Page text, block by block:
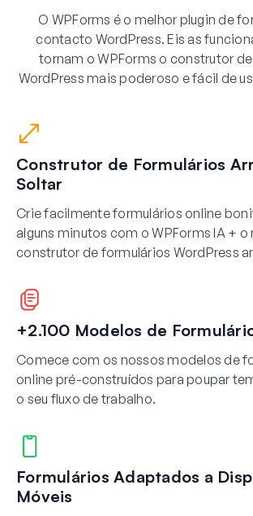
O WPForms é o melhor plugin de
contacto WordPress. Eis as
tornam o WPForms o construtor
WordPress mais poderoso e fácil de
Construtor de Formulários
Soltar
Crie facilmente formulários online
alguns minutos com o WPForms IA + o
construtor de formulários WordPress
+2.100 Modelos de
Comece com os nossos modelos de
online pré-construídos para poupar
o seu fluxo de trabalho.
Formulários Adaptados a
Móveis